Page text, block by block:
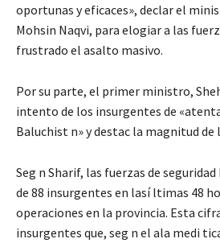
oportunas y eficaces», declar el
Mohsin Naqvi, para elogiar a las
frustrado el asalto masivo.
Por su parte, el primer ministro,
intento de los insurgentes de
Baluchist n» y destac la magnitud
Seg n Sharif, las fuerzas de
de 88 insurgentes en lasí ltimas 48
operaciones en la provincia. Esta
insurgentes que, seg n el ala medi